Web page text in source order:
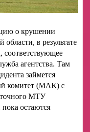
о крушении
в результате
соответствующее
агентства. Там
займется
комитет (МАК) с
МТУ
остаются